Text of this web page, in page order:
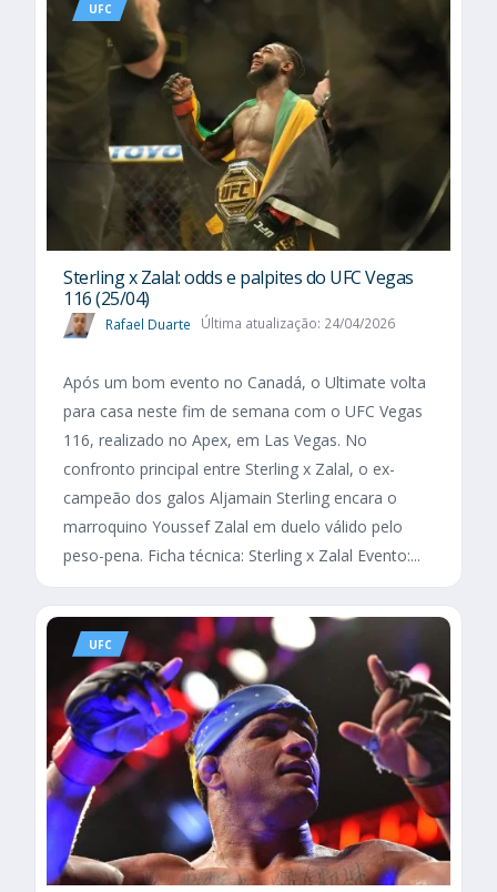
UFC
Sterling x Zalal: odds e palpites do UFC Vegas
116 (25/04)
Rafael Duarte Última atualização: 24/04/2026
Após um bom evento no Canadá, o Ultimate volta
para casa neste fim de semana com o UFC Vegas
116, realizado no Apex, em Las Vegas. No
confronto principal entre Sterling x Zalal, o ex-
campeão dos galos Aljamain Sterling encara o
marroquino Youssef Zalal em duelo válido pelo
peso-pena. Ficha técnica: Sterling x Zalal Evento:...
UFC